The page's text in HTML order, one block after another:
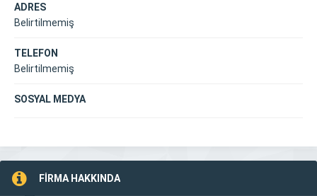
ADRES
Belirtilmemiş
TELEFON
Belirtilmemiş
SOSYAL MEDYA
FİRMA HAKKINDA